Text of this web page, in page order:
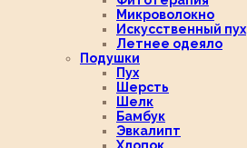
Микроволокно
Искусственный пух
Летнее одеяло
Подушки
Пух
Шерсть
Шелк
Бамбук
Эвкалипт
Хлопок